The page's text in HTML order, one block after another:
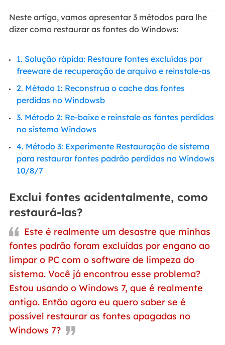
Neste artigo, vamos apresentar 3 métodos para lhe
dizer como restaurar as fontes do Windows:
1. Solução rápida: Restaure fontes excluídas por
freeware de recuperação de arquivo e reinstale-as
2. Método 1: Reconstrua o cache das fontes
perdidas no Windowsb
3. Método 2: Re-baixe e reinstale as fontes perdidas
no sistema Windows
4. Método 3: Experimente Restauração de sistema
para restaurar fontes padrão perdidas no Windows
10/8/7
Exclui fontes acidentalmente, como
restaurá-las?
Este é realmente um desastre que minhas
fontes padrão foram excluídas por engano ao
limpar o PC com o software de limpeza do
sistema. Você já encontrou esse problema?
Estou usando o Windows 7, que é realmente
antigo. Então agora eu quero saber se é
possível restaurar as fontes apagadas no
Windows 7?